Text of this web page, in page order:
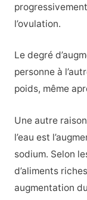
l’ovulation.
Le degré
personne à
poids, même
Une autre
l’eau est
sodium. Selon
d’aliments
augmentation